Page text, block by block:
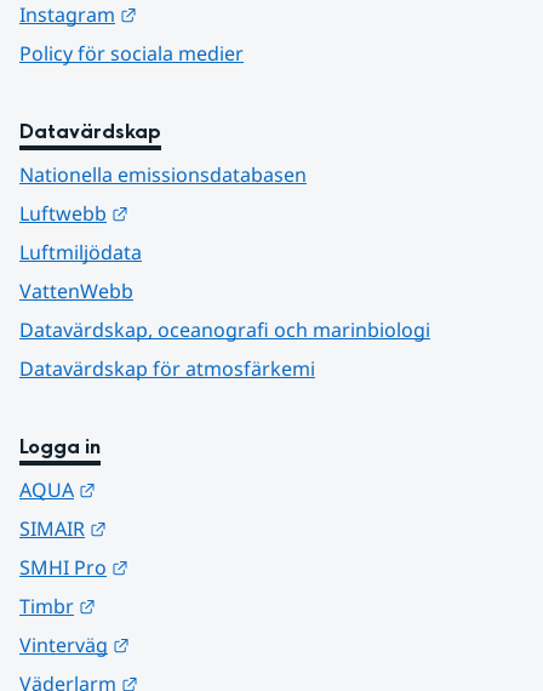
Instagram
Policy för sociala medier
Datavärdskap
Nationella emissionsdatabasen
Luftwebb
Luftmiljödata
VattenWebb
Datavärdskap, oceanografi och marinbiologi
Datavärdskap för atmosfärkemi
Logga in
AQUA
SIMAIR
SMHI Pro
Timbr
Vinterväg
Väderlarm